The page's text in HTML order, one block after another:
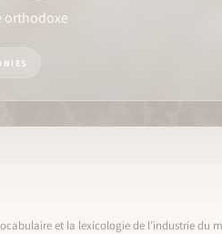
orthodoxe
et la lexicologie de l’industrie du